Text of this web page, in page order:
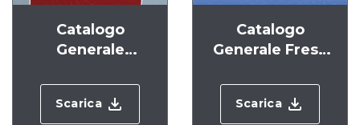
Catalogo
Generale
.21
Scarica
Catalogo
Generale Frese
Scarica